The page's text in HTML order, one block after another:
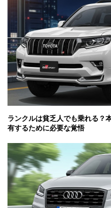
ランクルは貧乏人でも乗れる？
有するために必要な覚悟